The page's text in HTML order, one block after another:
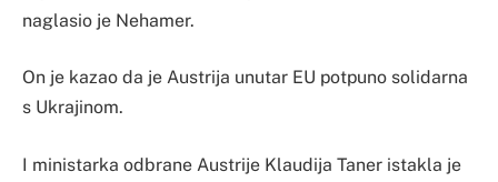
naglasio je Nehamer.
On je kazao da je Austrija unutar EU potpuno solidarna
s Ukrajinom.
I ministarka odbrane Austrije Klaudija Taner istakla je